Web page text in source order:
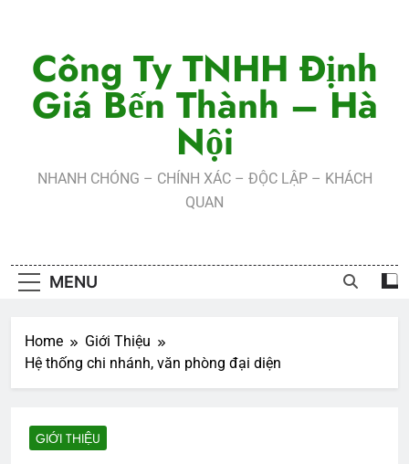
contentCông Ty TNHH Định
Giá Bến Thành – Hà
Nội
NHANH CHÓNG – CHÍNH XÁC – ĐỘC LẬP – KHÁCH
QUAN
MENU
Home
Giới Thiệu
Hệ thống chi nhánh, văn phòng đại diện
GIỚI THIỆU